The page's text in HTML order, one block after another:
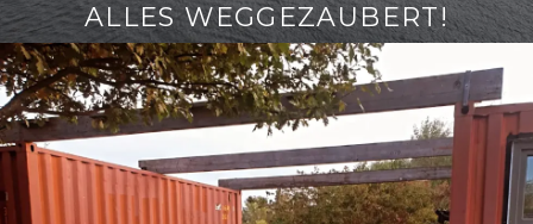
ALLES WEGGEZAUBERT!